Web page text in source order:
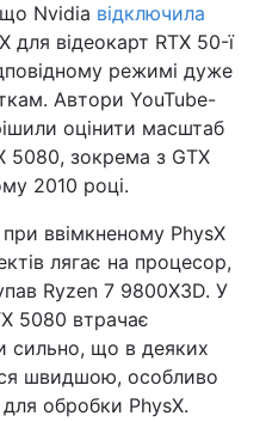
Nvidia відключила
для відеокарт RTX 50-ї
режимі дуже
Автори YouTube-
оцінити масштаб
5080, зокрема з GTX
2010 році.
ввімкненому PhysX
лягає на процесор,
Ryzen 7 9800X3D. У
5080 втрачає
сильно, що в деяких
швидшою, особливо
обробки PhysX.